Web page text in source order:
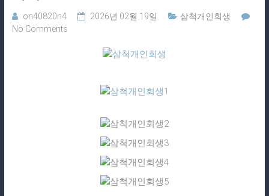
on40820n4 2026년 02월 19일
삼척개인회생
No Comments